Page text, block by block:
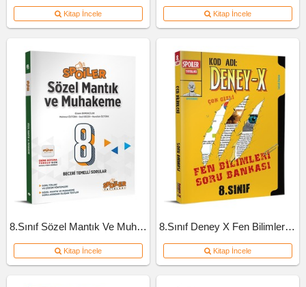
Kitap İncele Kitap İncele
8.Sınıf Sözel Mantık Ve Muhakeme Soru Bankası
Kitap İncele
8.Sınıf Deney X Fen Bilimleri Soru Bankası
Kitap İncele